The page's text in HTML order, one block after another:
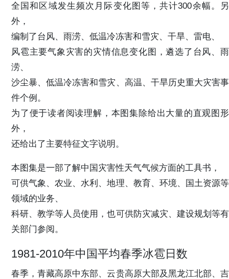
全国和区域发生频次月际变化图等，共计300余幅。另
外，
编制了台风、雨涝、低温冷冻害和雪灾、干旱、雷电、
风雹主要气象灾害的灾情信息变化图，遴选了台风、雨
涝、
沙尘暴、低温冷冻害和雪灾、高温、干旱历史重大灾害事
件个例。
为了便于读者阅读理解，本图集除给出大量的直观图形
外，
还给出了主要特征文字说明。
本图集是一部了解中国灾害性天气气候方面的工具书，
可供气象、农业、水利、地理、教育、环境、国土资源等
领域的业务、
科研、教学等人员使用，也可供防灾减灾、建设规划等有
关部门参阅。
1981-2010年中国平均春季冰雹日数
春季，青藏高原中东部、云贵高原大部及黑龙江北部、吉